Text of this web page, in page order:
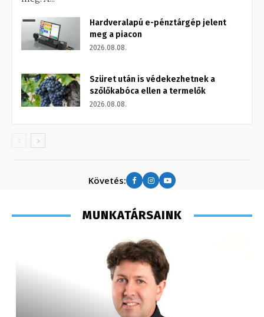
Hardveralapú e-pénztárgép jelent
meg a piacon
2026.08.08.
Szüret után is védekezhetnek a
szőlőkabóca ellen a termelők
2026.08.08.
Követés:
MUNKATÁRSAINK